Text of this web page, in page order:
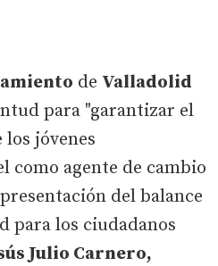
de Valladolid
para "garantizar el
jóvenes
como agente de cambio
del balance
para los ciudadanos
Julio Carnero,